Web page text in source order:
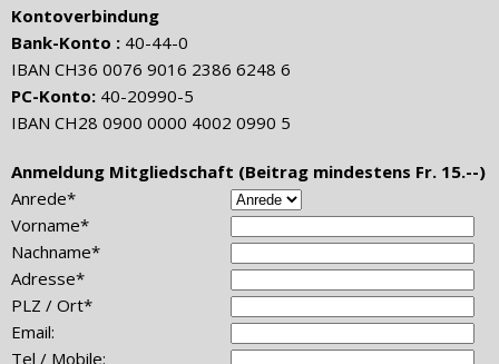
Kontoverbindung
Bank-Konto : 40-44-0
IBAN CH36 0076 9016 2386 6248 6
PC-Konto: 40-20990-5
IBAN CH28 0900 0000 4002 0990 5
Anmeldung Mitgliedschaft (Beitrag mindestens Fr. 15.--)
Anrede*
Vorname*
Nachname*
Adresse*
PLZ / Ort*
Email:
Tel / Mobile: